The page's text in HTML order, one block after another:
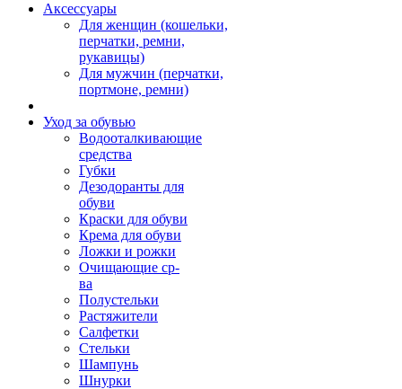
Аксессуары
Для женщин (кошельки,
перчатки, ремни,
рукавицы)
Для мужчин (перчатки,
портмоне, ремни)
Уход за обувью
Водооталкивающие
средства
Губки
Дезодоранты для
обуви
Краски для обуви
Крема для обуви
Ложки и рожки
Очищающие ср-
ва
Полустельки
Растяжители
Салфетки
Стельки
Шампунь
Шнурки